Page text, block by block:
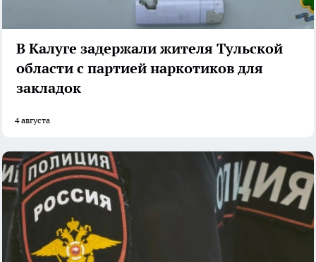
В Калуге задержали жителя Тульской
области с партией наркотиков для
закладок
4 августа